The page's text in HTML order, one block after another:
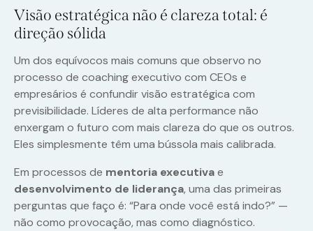
Visão estratégica não é clareza total: é
direção sólida
Um dos equívocos mais comuns que observo no
processo de coaching executivo com CEOs e
empresários é confundir visão estratégica com
previsibilidade. Líderes de alta performance não
enxergam o futuro com mais clareza do que os outros.
Eles simplesmente têm uma bússola mais calibrada.
Em processos de mentoria executivae
desenvolvimento de liderança, uma das primeiras
perguntas que faço é: “Para onde você está indo?” —
não como provocação, mas como diagnóstico.